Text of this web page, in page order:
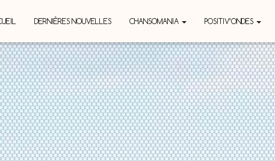
DERNIÈRES NOUVELLES CHANSOMANIA POSITIV’ONDES